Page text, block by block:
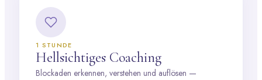
1 STUNDE
Hellsichtiges Coaching
Blockaden erkennen, verstehen und auflösen —